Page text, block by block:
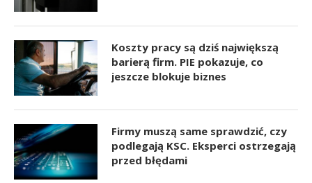
Koszty pracy są dziś największą
barierą firm. PIE pokazuje, co
jeszcze blokuje biznes
Firmy muszą same sprawdzić, czy
podlegają KSC. Eksperci ostrzegają
przed błędami